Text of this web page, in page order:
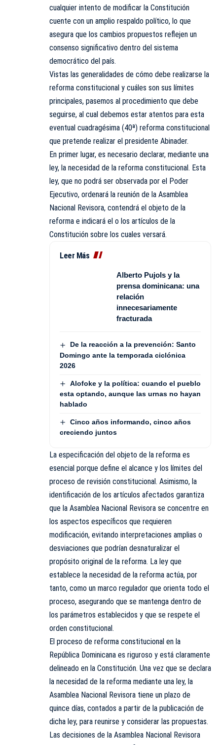
cualquier intento de modificar la Constitución
cuente con un amplio respaldo político, lo que
asegura que los cambios propuestos reflejen un
consenso significativo dentro del sistema
democrático del país.
Vistas las generalidades de cómo debe realizarse la
reforma constitucional y cuáles son sus límites
principales, pasemos al procedimiento que debe
seguirse, al cual debemos estar atentos para esta
eventual cuadragésima (40ª) reforma constitucional
que pretende realizar el presidente Abinader.
En primer lugar, es necesario declarar, mediante una
ley, la necesidad de la reforma constitucional. Esta
ley, que no podrá ser observada por el Poder
Ejecutivo, ordenará la reunión de la Asamblea
Nacional Revisora, contendrá el objeto de la
reforma e indicará el o los artículos de la
Constitución sobre los cuales versará.
Leer Más
Alberto Pujols y la
prensa dominicana: una
relación
innecesariamente
fracturada
De la reacción a la prevención: Santo
Domingo ante la temporada ciclónica
2026
Alofoke y la política: cuando el pueblo
esta optando, aunque las urnas no hayan
hablado
Cinco años informando, cinco años
creciendo juntos
La especificación del objeto de la reforma es
esencial porque define el alcance y los límites del
proceso de revisión constitucional. Asimismo, la
identificación de los artículos afectados garantiza
que la Asamblea Nacional Revisora se concentre en
los aspectos específicos que requieren
modificación, evitando interpretaciones amplias o
desviaciones que podrían desnaturalizar el
propósito original de la reforma. La ley que
establece la necesidad de la reforma actúa, por
tanto, como un marco regulador que orienta todo el
proceso, asegurando que se mantenga dentro de
los parámetros establecidos y que se respete el
orden constitucional.
El proceso de reforma constitucional en la
República Dominicana es riguroso y está claramente
delineado en la Constitución. Una vez que se declara
la necesidad de la reforma mediante una ley, la
Asamblea Nacional Revisora tiene un plazo de
quince días, contados a partir de la publicación de
dicha ley, para reunirse y considerar las propuestas.
Las decisiones de la Asamblea Nacional Revisora